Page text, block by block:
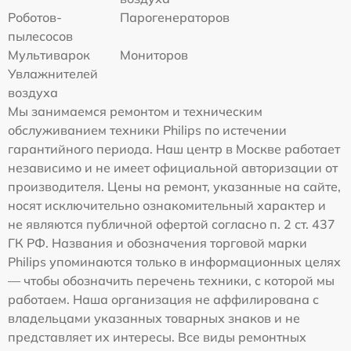
Роботов-
пылесосов
Парогенераторов
Мультиварок
Мониторов
Увлажнителей
воздуха
Мы занимаемся ремонтом и техническим
обслуживанием техники Philips по истечении
гарантийного периода. Наш центр в Москве работает
независимо и не имеет официальной авторизации от
производителя. Цены на ремонт, указанные на сайте,
носят исключительно ознакомительный характер и
не являются публичной офертой согласно п. 2 ст. 437
ГК РФ. Названия и обозначения торговой марки
Philips упоминаются только в информационных целях
— чтобы обозначить перечень техники, с которой мы
работаем. Наша организация не аффилирована с
владельцами указанных товарных знаков и не
представляет их интересы. Все виды ремонтных